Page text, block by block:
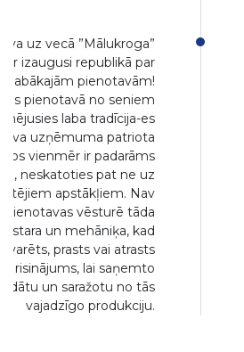
uz vecā ”Mālukroga”
ir izaugusi republikā par
labākajām pienotavām!
pienotavā no seniem
laba tradīcija-es
uzņēmuma patriota
vienmēr ir padarāms
neskatoties pat ne uz
apstākļiem. Nav
pienotavas vēsturē tāda
un mehāniķa, kad
varēts, prasts vai atrasts
risinājums, lai saņemto
un saražotu no tās
vajadzīgo produkciju.